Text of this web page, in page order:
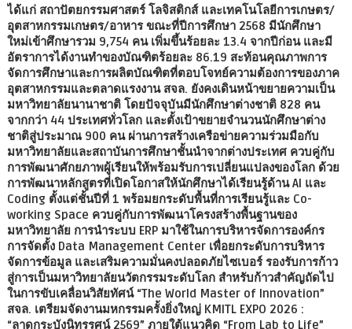
ได้แก่ สถาปัตยกรรมศาสตร์ โลจิสติกส์ และเทคโนโลยีการเกษตร/
อุตสาหกรรมเกษตร/อาหาร ขณะที่ปีการศึกษา 2568 มีนักศึกษา
ใหม่เข้าศึกษารวม 9,754 คน เพิ่มขึ้นร้อยละ 13.4 จากปีก่อน และมี
อัตราการได้งานทำของบัณฑิตร้อยละ 86.19 สะท้อนคุณภาพการ
จัดการศึกษาและการผลิตบัณฑิตที่ตอบโจทย์ความต้องการของภาค
อุตสาหกรรมและตลาดแรงงาน สจล. ยังคงเดินหน้าขยายความเป็น
มหาวิทยาลัยนานาชาติ โดยปัจจุบันมีนักศึกษาต่างชาติ 828 คน
จากกว่า 44 ประเทศทั่วโลก และตั้งเป้าขยายจำนวนนักศึกษาต่าง
ชาติสู่ประมาณ 900 คน ผ่านการสร้างเครือข่ายความร่วมมือกับ
มหาวิทยาลัยและสถาบันการศึกษาชั้นนำจากต่างประเทศ ควบคู่กับ
การพัฒนาศักยภาพผู้เรียนให้พร้อมรับการเปลี่ยนแปลงของโลก ด้วย
การพัฒนาหลักสูตรที่เปิดโอกาสให้นักศึกษาได้เรียนรู้ด้าน AI และ
Coding ตั้งแต่ชั้นปีที่ 1 พร้อมยกระดับพื้นที่การเรียนรู้และ Co-
working Space ควบคู่กับการพัฒนาโครงสร้างพื้นฐานของ
มหาวิทยาลัย การนำระบบ ERP มาใช้ในการบริหารจัดการองค์กร
การจัดตั้ง Data Management Center เพื่อยกระดับการบริหาร
จัดการข้อมูล และเสริมความมั่นคงปลอดภัยไซเบอร์ รองรับการก้าว
สู่การเป็นมหาวิทยาลัยนวัตกรรมระดับโลก สำหรับก้าวสำคัญถัดไป
ในการขับเคลื่อนวิสัยทัศน์ “The World Master of Innovation”
สจล. เตรียมจัดงานมหกรรมครั้งยิ่งใหญ่ KMITL EXPO 2026 :
“ลาดกระบังนิทรรศน์ 2569” ภายใต้แนวคิด “From Lab to Life”